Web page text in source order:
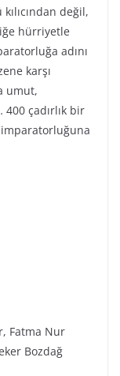
değil,
hürriyetle
adını
karşı
umut,
çadırlık bir
Fatma Nur
Bozdağ